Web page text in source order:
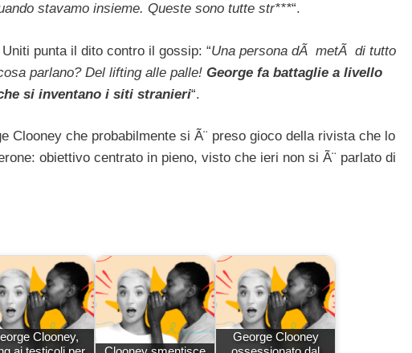
stavamo insieme. Queste sono tutte str***“.
punta il dito contro il gossip: “Una persona dÃ metÃ di tutto
parlano? Del lifting alle palle! George fa battaglie a livello
si inventano i siti stranieri“.
Clooney che probabilmente si Ã¨ preso gioco della rivista che lo
obiettivo centrato in pieno, visto che ieri non si Ã¨ parlato di
Clooney,
George Clooney